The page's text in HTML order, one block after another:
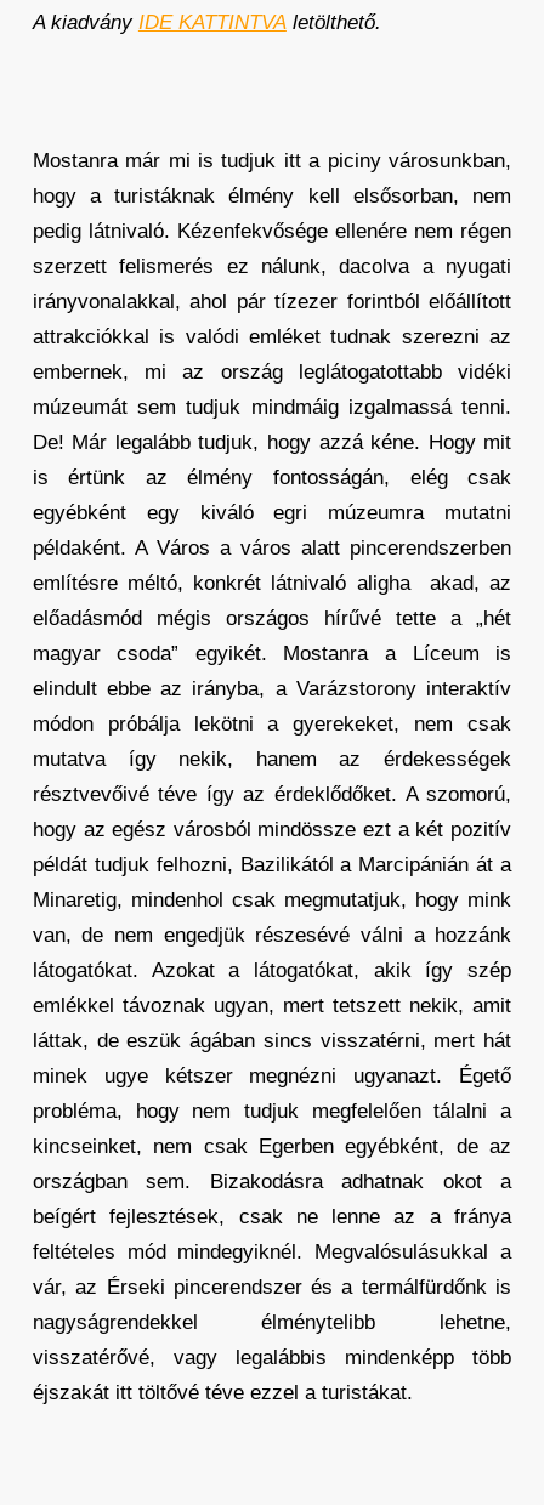
A kiadvány IDE KATTINTVAletölthető.
Mostanra már mi is tudjuk itt a piciny városunkban,
hogy a turistáknak élmény kell elsősorban, nem
pedig látnivaló. Kézenfekvősége ellenére nem régen
szerzett felismerés ez nálunk, dacolva a nyugati
irányvonalakkal, ahol pár tízezer forintból előállított
attrakciókkal is valódi emléket tudnak szerezni az
embernek, mi az ország leglátogatottabb vidéki
múzeumát sem tudjuk mindmáig izgalmassá tenni.
De! Már legalább tudjuk, hogy azzá kéne. Hogy mit
is értünk az élmény fontosságán, elég csak
egyébként egy kiváló egri múzeumra mutatni
példaként. A Város a város alatt pincerendszerben
említésre méltó, konkrét látnivaló aligha akad, az
előadásmód mégis országos hírűvé tette a „hét
magyar csoda” egyikét. Mostanra a Líceum is
elindult ebbe az irányba, a Varázstorony interaktív
módon próbálja lekötni a gyerekeket, nem csak
mutatva így nekik, hanem az érdekességek
résztvevőivé téve így az érdeklődőket. A szomorú,
hogy az egész városból mindössze ezt a két pozitív
példát tudjuk felhozni, Bazilikától a Marcipánián át a
Minaretig, mindenhol csak megmutatjuk, hogy mink
van, de nem engedjük részesévé válni a hozzánk
látogatókat. Azokat a látogatókat, akik így szép
emlékkel távoznak ugyan, mert tetszett nekik, amit
láttak, de eszük ágában sincs visszatérni, mert hát
minek ugye kétszer megnézni ugyanazt. Égető
probléma, hogy nem tudjuk megfelelően tálalni a
kincseinket, nem csak Egerben egyébként, de az
országban sem. Bizakodásra adhatnak okot a
beígért fejlesztések, csak ne lenne az a fránya
feltételes mód mindegyiknél. Megvalósulásukkal a
vár, az Érseki pincerendszer és a termálfürdőnk is
nagyságrendekkel élménytelibb lehetne,
visszatérővé, vagy legalábbis mindenképp több
éjszakát itt töltővé téve ezzel a turistákat.